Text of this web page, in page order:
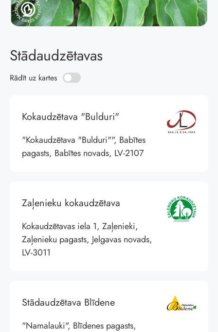
Stādaudzētavas
Rādīt uz kartes
Kokaudzētava "Bulduri"
"Kokaudzētava "Bulduri"", Babītes
pagasts, Babītes novads, LV-2107
Zaļenieku kokaudzētava
Kokaudzētavas iela 1, Zaļenieki,
Zaļenieku pagasts, Jelgavas novads,
LV-3011
Stādaudzētava Blīdene
"Namalauki", Blīdenes pagasts,